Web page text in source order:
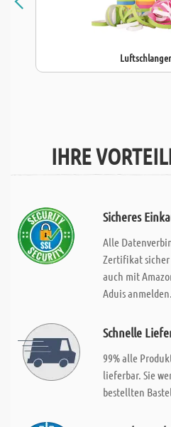
IHRE
Sicheres
Alle
Zertifikat sicher
auch mit
Aduis anmelden.
Schnelle
99% alle
lieferbar. Sie
bestellten